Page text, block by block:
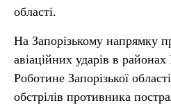
області.
На Запорізькому напрямку
авіаційних ударів в
Роботине Запорізької
обстрілів противника